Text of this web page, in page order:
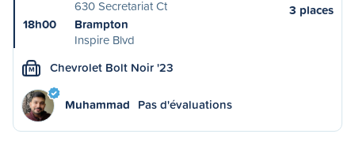
630 Secretariat Ct
18h00
Brampton
Inspire Blvd
3 places
M Chevrolet Bolt Noir '23
Muhammad Pas d'évaluations